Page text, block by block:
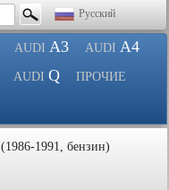
Русский
AUDI A3 AUDI A4
AUDI Q ПРОЧИЕ
(1986-1991, бензин)